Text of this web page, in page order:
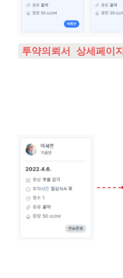
투약의뢰서 상세페이지